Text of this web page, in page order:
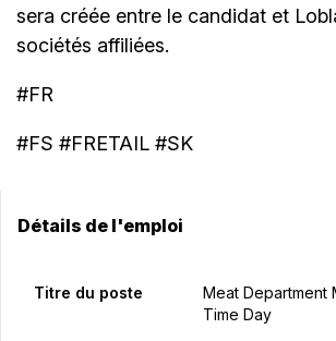
sera créée entre le candidat et
sociétés affiliées.
#FR
#FS #FRETAIL #SK
Détails de l'emploi
Titre du poste
Meat Department
Time Day